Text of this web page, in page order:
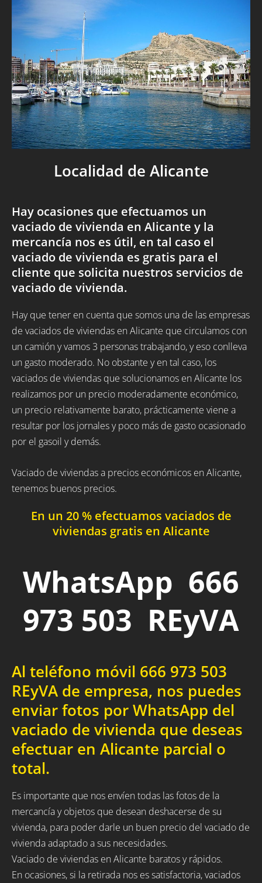
Localidad de Alicante
Hay ocasiones que efectuamos un
vaciado de vivienda en Alicante y la
mercancía nos es útil, en tal caso el
vaciado de vivienda es gratis para el
cliente que solicita nuestros servicios de
vaciado de vivienda.
Hay que tener en cuenta que somos una de las empresas
de vaciados de viviendas en Alicante que circulamos con
un camión y vamos 3 personas trabajando, y eso conlleva
un gasto moderado. No obstante y en tal caso, los
vaciados de viviendas que solucionamos en Alicante los
realizamos por un precio moderadamente económico,
un precio relativamente barato, prácticamente viene a
resultar por los jornales y poco más de gasto ocasionado
por el gasoil y demás.
Vaciado de viviendas a precios económicos en Alicante,
tenemos buenos precios.
En un 20 % efectuamos vaciados de
viviendas gratis en Alicante
WhatsApp 666
973 503 REyVA
Al teléfono móvil 666 973 503
REyVA de empresa, nos puedes
enviar fotos por WhatsApp del
vaciado de vivienda que deseas
efectuar en Alicante parcial o
total.
Es importante que nos envíen todas las fotos de la
mercancía y objetos que desean deshacerse de su
vivienda, para poder darle un buen precio del vaciado de
vivienda adaptado a sus necesidades.
Vaciado de viviendas en Alicante baratos y rápidos.
En ocasiones, si la retirada nos es satisfactoria, vaciados